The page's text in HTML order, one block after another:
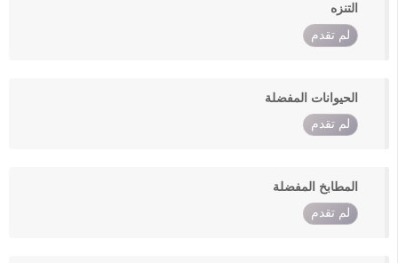
التنزه
لم تقدم
الحيوانات المفضلة
لم تقدم
المطابخ المفضلة
لم تقدم